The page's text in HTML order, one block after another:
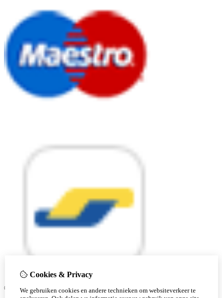
© Copyright 2026 |
Cookies & Privacy
We gebruiken cookies en andere technieken om websiteverkeer te